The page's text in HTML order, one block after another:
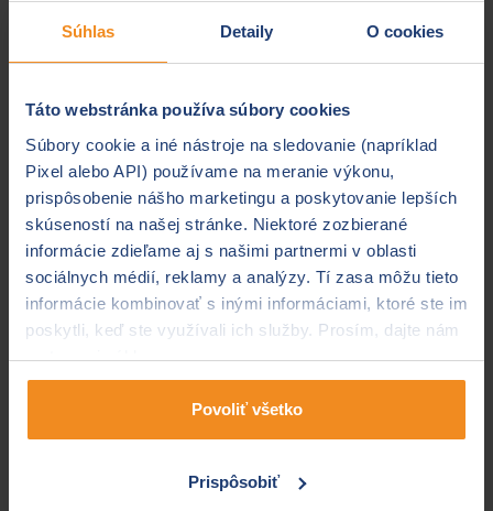
Súhlas Detaily O cookies
Táto webstránka používa súbory cookies
Súbory cookie a iné nástroje na sledovanie (napríklad
Pixel alebo API) používame na meranie výkonu,
prispôsobenie nášho marketingu a poskytovanie lepších
skúseností na našej stránke. Niektoré zozbierané
informácie zdieľame aj s našimi partnermi v oblasti
sociálnych médií, reklamy a analýzy. Tí zasa môžu tieto
informácie kombinovať s inými informáciami, ktoré ste im
poskytli, keď ste využívali ich služby. Prosím, dajte nám
na to svoj súhlas.
Povoliť všetko
Prispôsobiť
Sídlo spoločnosti
Plynárenská 7/B
50 052 562
Obchodný register
Zapísaná v obchodnom registri Okresného súdu
Bratislava I, oddiel: Sa, vložka číslo: 6261/B
Zákaznícky servis
0800 555 678
E-mail
silverside@silverside.sk